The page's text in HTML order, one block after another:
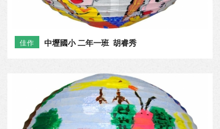
佳作 中壢國小 二年一班 胡睿秀